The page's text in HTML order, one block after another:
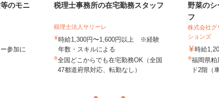
のモニ
参加に
税理士事務所の在宅勤務スタッフ
税理士法人サリーレ
時給1,300円〜1,600円以上 ※経験
年数・スキルによる
全国どこからでも在宅勤務OK（全国
47都道府県対応、転勤なし）
野菜の
フ
株式会社グ
ションズ
時給
福岡県粕
ド2階（